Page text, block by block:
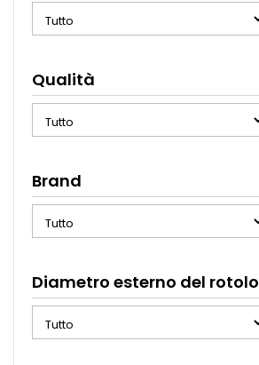
Qualità
Brand
Diametro esterno del rotolo